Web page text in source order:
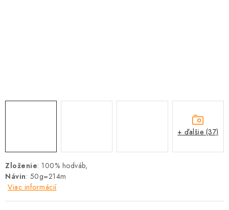
Zloženie: 100% hodváb,
Návin: 50g=214m
Viac informácií
+ ďalšie (37)